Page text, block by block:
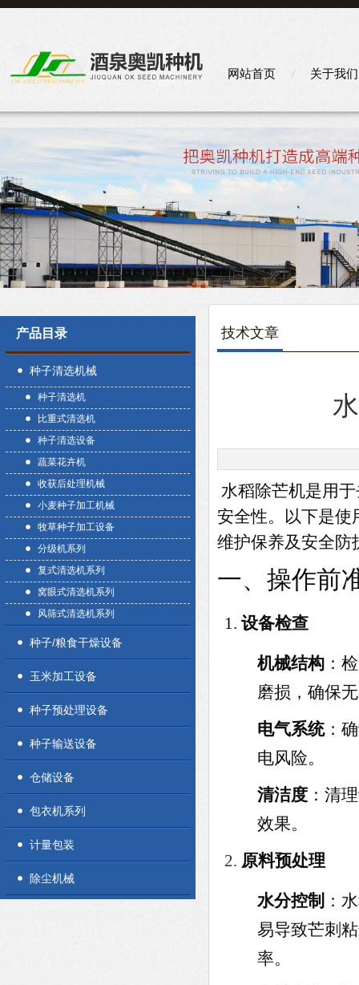
网站首页 关于我们
产品目录
种子清选机械
种子清选机
比重式清选机
种子清选设备
蔬菜花卉机
收获后处理机械
小麦种子加工机械
牧草种子加工设备
分级机系列
复式清选机系列
窝眼式清选机系列
风筛式清选机系列
种子/粮食干燥设备
玉米加工设备
种子预处理设备
种子输送设备
仓储设备
包衣机系列
计量包装
除尘机械
技术文章
水稻除芒机是用
安全性。以下是使
维护保养及安全防
一、操作前
设备检查
机械结构 ：
磨损，确保
电气系统：
电风险。
清洁度 ：清
效果。
原料预处理
水分控制 ：
易导致芒刺
率。